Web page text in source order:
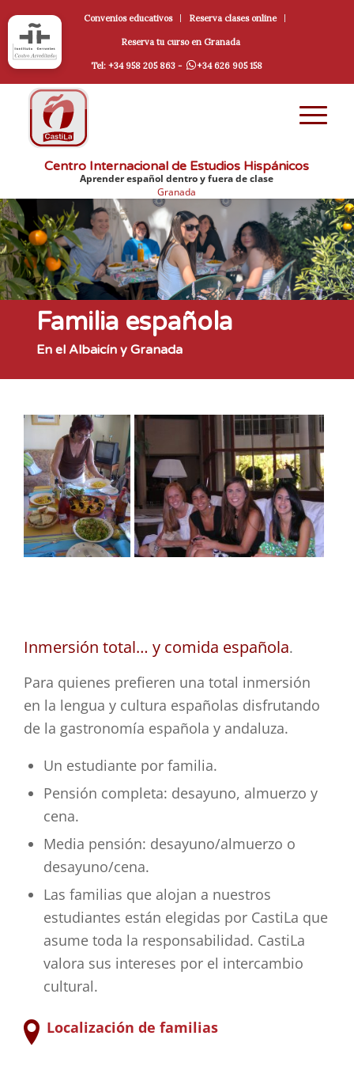
Convenios educativos Reserva clases online
Reserva tu curso en Granada
Tel: +34 958 205 863 - +34 626 905 158
Centro Internacional de Estudios Hispánicos
Aprender español dentro y fuera de clase
Granada
Familia española
En el Albaicín y Granada
Inmersión total… y comida española.
Para quienes prefieren una total inmersión
en la lengua y cultura españolas disfrutando
de la gastronomía española y andaluza.
Un estudiante por familia.
Pensión completa: desayuno, almuerzo y
cena.
Media pensión: desayuno/almuerzo o
desayuno/cena.
Las familias que alojan a nuestros
estudiantes están elegidas por CastiLa que
asume toda la responsabilidad. CastiLa
valora sus intereses por el intercambio
cultural.
Localización de familias